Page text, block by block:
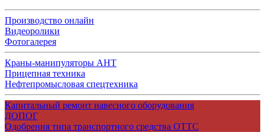
Производство онлайн
Видеоролики
Фотогалерея
Краны-манипуляторы АНТ
Прицепная техника
Нефтепромысловая спецтехника
Капитальный ремонт навесного оборудования
ДОПОГ
Одобрения типа транспортного средства ОТТС